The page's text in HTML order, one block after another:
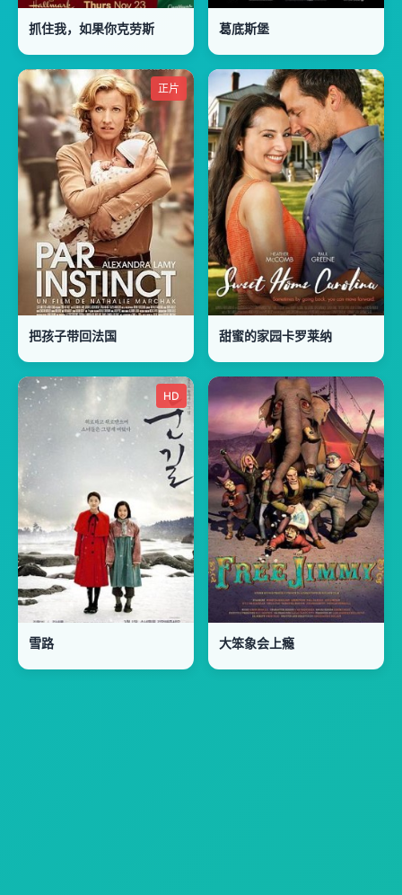
抓住我，如果你克劳斯 葛底斯堡
正片
把孩子带回法国 甜蜜的家园卡罗莱纳
HD
雪路 大笨象会上瘾